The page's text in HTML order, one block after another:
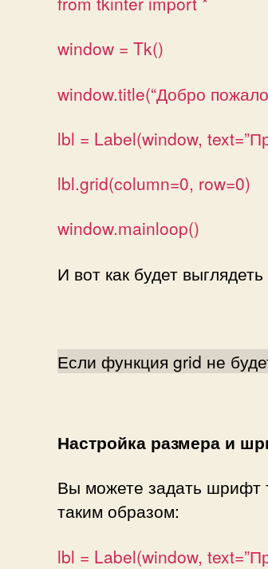
window = Tk()
window.title(“Добро
lbl = Label(window,
lbl.grid(column=0, row=0)
window.mainloop()
И вот как будет выглядеть
Если функция grid не
Настройка размера и
Вы можете задать шрифт
таким образом:
lbl = Label(window,